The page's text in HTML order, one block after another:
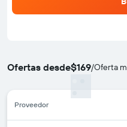
Ofertas desde$169/Oferta
Proveedor